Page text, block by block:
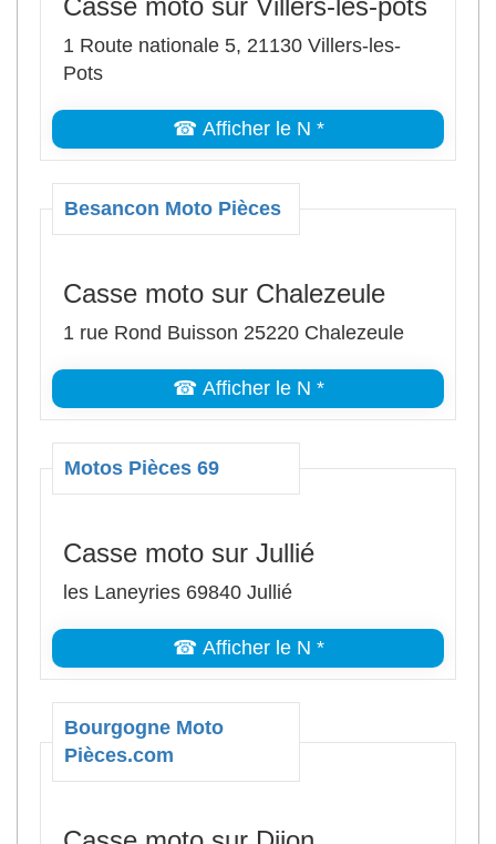
Casse moto sur Villers-les-pots
1 Route nationale 5, 21130 Villers-les-
Pots
☎ Afficher le N *
Besancon Moto Pièces
Casse moto sur Chalezeule
1 rue Rond Buisson 25220 Chalezeule
☎ Afficher le N *
Motos Pièces 69
Casse moto sur Jullié
les Laneyries 69840 Jullié
☎ Afficher le N *
Bourgogne Moto
Pièces.com